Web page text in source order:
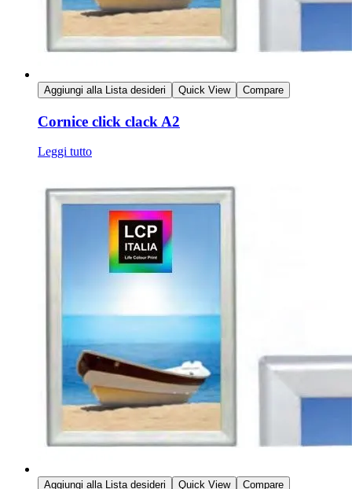
Aggiungi alla Lista desideri Quick View Compare
Cornice click clack A2
Leggi tutto
Aggiungi alla Lista desideri Quick View Compare